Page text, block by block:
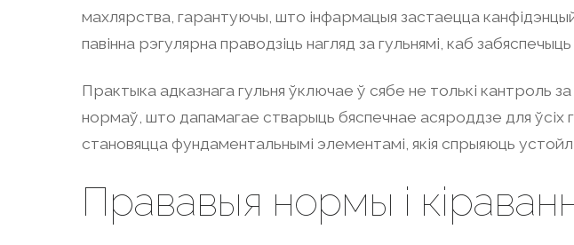
махлярства, гарантуючы, што інфармацыя застаецца
павінна рэгулярна праводзіць нагляд за гульнямі, каб
Практыка адказнага гульня ўключае ў сябе не толькі кантроль
нормаў, што дапамагае стварыць бяспечнае асяроддзе для
становяцца фундаментальнымі элементамі, якія спрыяюць
Прававыя нормы і